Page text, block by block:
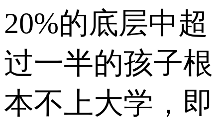
20%的底层中超
过一半的孩子根
本不上大学，即